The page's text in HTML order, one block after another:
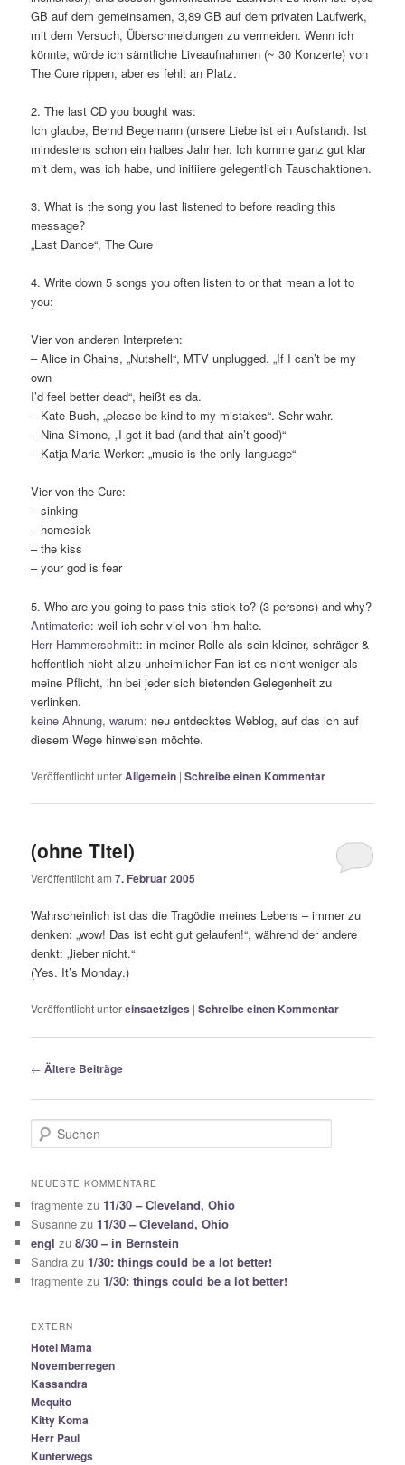
GB auf dem gemeinsamen, 3,89 GB auf dem privaten Laufwerk,
mit dem Versuch, Überschneidungen zu vermeiden. Wenn ich
könnte, würde ich sämtliche Liveaufnahmen (~ 30 Konzerte) von
The Cure rippen, aber es fehlt an Platz.
2. The last CD you bought was:
Ich glaube, Bernd Begemann (unsere Liebe ist ein Aufstand). Ist
mindestens schon ein halbes Jahr her. Ich komme ganz gut klar
mit dem, was ich habe, und initiiere gelegentlich Tauschaktionen.
3. What is the song you last listened to before reading this
message?
„Last Dance“, The Cure
4. Write down 5 songs you often listen to or that mean a lot to
you:
Vier von anderen Interpreten:
– Alice in Chains, „Nutshell“, MTV unplugged. „If I can’t be my
own
I’d feel better dead“, heißt es da.
– Kate Bush, „please be kind to my mistakes“. Sehr wahr.
– Nina Simone, „I got it bad (and that ain’t good)“
– Katja Maria Werker: „music is the only language“
Vier von the Cure:
– sinking
– homesick
– the kiss
– your god is fear
5. Who are you going to pass this stick to? (3 persons) and why?
Antimaterie: weil ich sehr viel von ihm halte.
Herr Hammerschmitt: in meiner Rolle als sein kleiner, schräger &
hoffentlich nicht allzu unheimlicher Fan ist es nicht weniger als
meine Pflicht, ihn bei jeder sich bietenden Gelegenheit zu
verlinken.
keine Ahnung, warum: neu entdecktes Weblog, auf das ich auf
diesem Wege hinweisen möchte.
Veröffentlicht unterAllgemein |Schreibe einen Kommentar
(ohne Titel)
Veröffentlicht am7. Februar 2005
Wahrscheinlich ist das die Tragödie meines Lebens – immer zu
denken: „wow! Das ist echt gut gelaufen!“, während der andere
denkt: „lieber nicht.“
(Yes. It’s Monday.)
Veröffentlicht untereinsaetziges |Schreibe einen Kommentar
Beitragsnavigation
← Ältere Beiträge
u
h
n
NEUESTE KOMMENTARE
fragmente zu 11/30 – Cleveland, Ohio
Susanne zu 11/30 – Cleveland, Ohio
engl zu8/30 – in Bernstein
Sandra zu 1/30: things could be a lot better!
fragmente zu 1/30: things could be a lot better!
EXTERN
Hotel Mama
Novemberregen
Kassandra
Mequito
Kitty Koma
Herr Paul
Kunterwegs